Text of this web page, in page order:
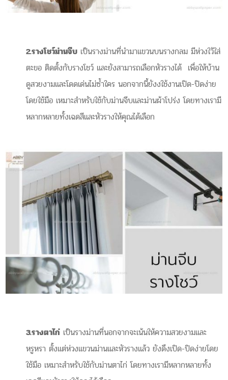
2.รางโชว์ม่านจีบ เป็นรางม่านที่นำมาแขวนบนรางกลม มีห่วงใว้ใส่
ตะขอ ติดตั้งกับรางโชว์ เเละยังสามารถเลือกหัวรางได้ เพื่อให้บ้าน
ดูสวยงามและโดดเด่นไม่ซ้ำใคร นอกจากนี้ยังงใช้งานเปิด-ปิดง่าย
โดยใช้มือ เหมาะสำหรับใช้กับม่านจีบและม่านผ้าโปร่ง โดยทางเรามี
หลากหลายทั้งเฉดสีและหัวรางให้คุณได้เลือก
3.รางตาไก่ เป็นรางม่านที่นอกจากจะเน้นให้ความสวยงามและ
หรูหรา ตั้งแต่ห่วงแขวนม่านและหัวรางแล้ว ยังดึงเปิด-ปิดง่ายโดย
ใช้มือ เหมาะสำหรับใช้กับม่านตาไก่ โดยทางเรามีหลากหลายทั้ง